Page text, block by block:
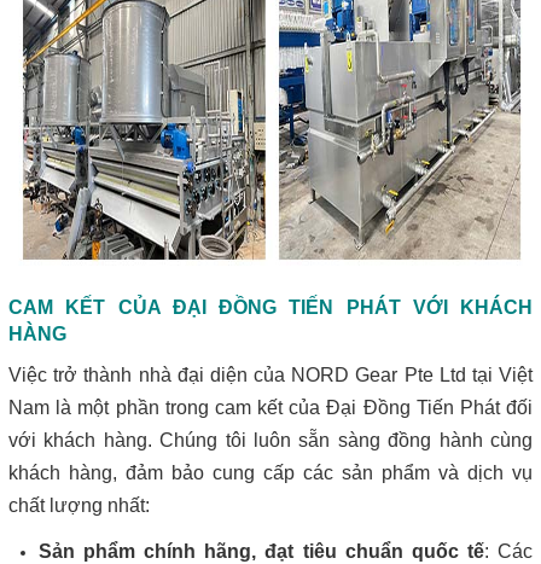
CAM KẾT CỦA ĐẠI ĐỒNG TIẾN PHÁT VỚI KHÁCH
HÀNG
Việc trở thành nhà đại diện của NORD Gear Pte Ltd tại Việt
Nam là một phần trong cam kết của Đại Đồng Tiến Phát đối
với khách hàng. Chúng tôi luôn sẵn sàng đồng hành cùng
khách hàng, đảm bảo cung cấp các sản phẩm và dịch vụ
chất lượng nhất:
Sản phẩm chính hãng, đạt tiêu chuẩn quốc tế: Các